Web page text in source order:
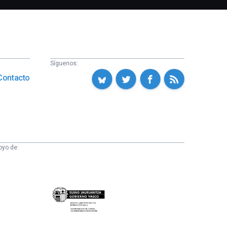
Síguenos:
de:
Eusko
Jaurlaritza